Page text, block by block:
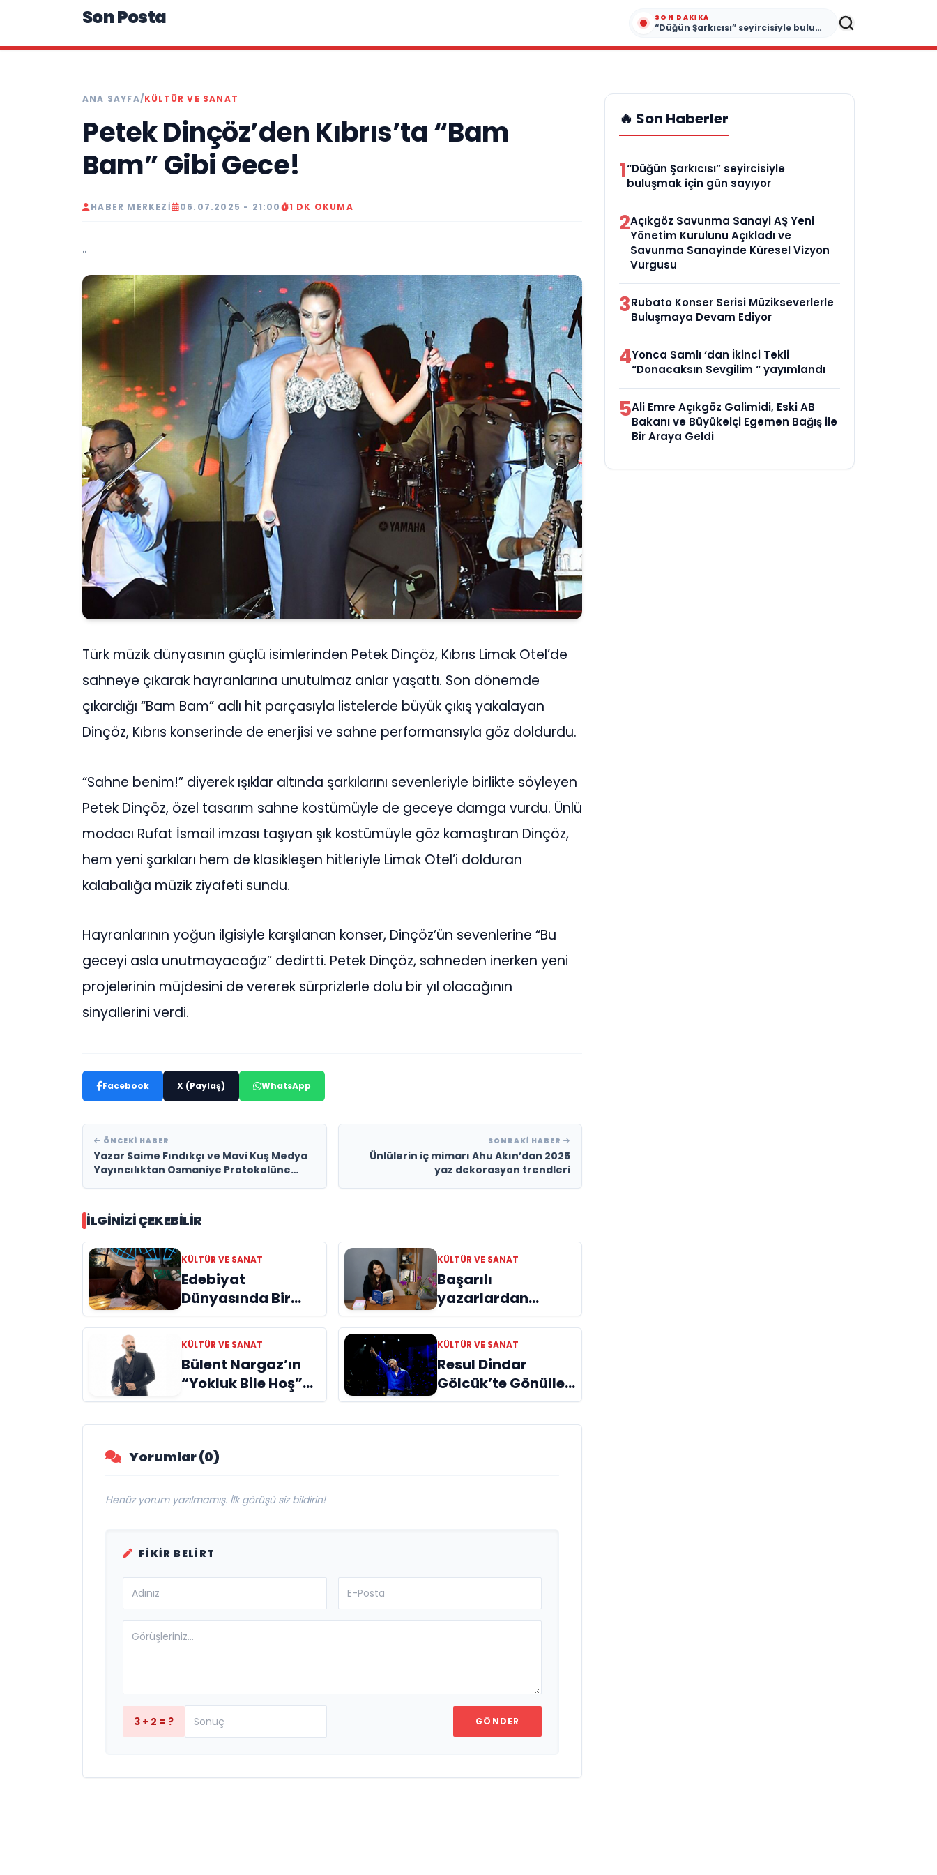
Son Posta SON DAKIKA
“Düğün Şarkıcısı” seyircisiyle buluşmak için gün sayıyor
ANA SAYFA/KÜLTÜR VE SANAT
Petek Dinçöz’den Kıbrıs’ta “Bam
Bam” Gibi Gece!
HABER MERKEZI 06.07.2025 - 21:00 1 DK OKUMA
..
Türk müzik dünyasının güçlü isimlerinden Petek Dinçöz, Kıbrıs Limak Otel’de
sahneye çıkarak hayranlarına unutulmaz anlar yaşattı. Son dönemde
çıkardığı “Bam Bam” adlı hit parçasıyla listelerde büyük çıkış yakalayan
Dinçöz, Kıbrıs konserinde de enerjisi ve sahne performansıyla göz doldurdu.
“Sahne benim!” diyerek ışıklar altında şarkılarını sevenleriyle birlikte söyleyen
Petek Dinçöz, özel tasarım sahne kostümüyle de geceye damga vurdu. Ünlü
modacı Rufat İsmail imzası taşıyan şık kostümüyle göz kamaştıran Dinçöz,
hem yeni şarkıları hem de klasikleşen hitleriyle Limak Otel’i dolduran
kalabalığa müzik ziyafeti sundu.
Hayranlarının yoğun ilgisiyle karşılanan konser, Dinçöz’ün sevenlerine “Bu
geceyi asla unutmayacağız” dedirtti. Petek Dinçöz, sahneden inerken yeni
projelerinin müjdesini de vererek sürprizlerle dolu bir yıl olacağının
sinyallerini verdi.
Facebook X (Paylaş) WhatsApp
ÖNCEKI HABER
Yazar Saime Fındıkçı ve Mavi Kuş Medya
Yayıncılıktan Osmaniye Protokolüne
SONRAKI HABER
Ünlülerin iç mimarı Ahu Akın’dan 2025
yaz dekorasyon trendleri
İLGINIZI ÇEKEBILIR
KÜLTÜR VE SANAT
Edebiyat
Dünyasında Bir
Genç Deha
Doğuyor: Dilruba
Engin ve Zift Karası
Evreni ‘AVENOİR’
KÜLTÜR VE SANAT
Başarılı
yazarlardan
Azime Savaş’tan
başucu kitabı
“Emanet”
raflardaki yerini
aldı
KÜLTÜR VE SANAT
Bülent Nargaz’ın
“Yokluk Bile Hoş”
Adlı Teklisi Dijital
Platformlarda İlgi
Ediyor
KÜLTÜR VE SANAT
Resul Dindar
Gölcük’te Gönülleri
Fethetti!
Yorumlar (0)
Henüz yorum yazılmamış. İlk görüşü siz bildirin!
FIKIR BELIRT
3 + 2 = ? GÖNDER
🔥 Son Haberler
1“Düğün Şarkıcısı” seyircisiyle
buluşmak için gün sayıyor
2Açıkgöz Savunma Sanayi AŞ Yeni
Yönetim Kurulunu Açıkladı ve
Savunma Sanayinde Küresel Vizyon
Vurgusu
3Rubato Konser Serisi Müzikseverlerle
Buluşmaya Devam Ediyor
4Yonca Samlı ‘dan İkinci Tekli
“Donacaksın Sevgilim “ yayımlandı
5Ali Emre Açıkgöz Galimidi, Eski AB
Bakanı ve Büyükelçi Egemen Bağış ile
Bir Araya Geldi